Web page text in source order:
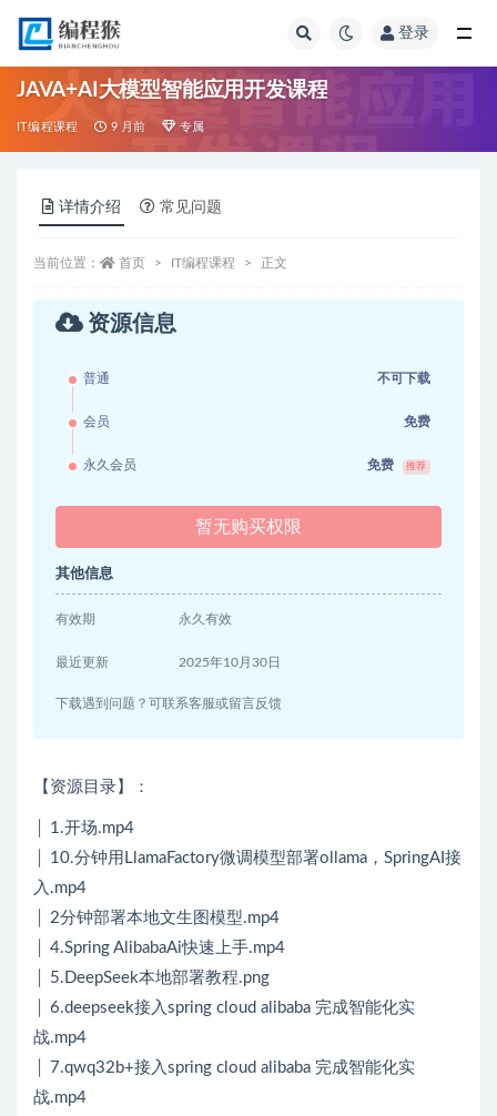
登录
JAVA+AI大模型智能应用开发课程
IT编程课程 9 月前 专属
详情介绍 常见问题
当前位置： 首页 IT编程课程 正文
资源信息
普通 不可下载
会员 免费
永久会员 免费 推荐
暂无购买权限
其他信息
有效期 永久有效
最近更新 2025年10月30日
下载遇到问题？可联系客服或留言反馈
【资源目录】：
│ 1.开场.mp4
│ 10.分钟用LlamaFactory微调模型部署ollama，SpringAI接
入.mp4
│ 2分钟部署本地文生图模型.mp4
│ 4.Spring AlibabaAi快速上手.mp4
│ 5.DeepSeek本地部署教程.png
│ 6.deepseek接入spring cloud alibaba 完成智能化实
战.mp4
│ 7.qwq32b+接入spring cloud alibaba 完成智能化实
战.mp4